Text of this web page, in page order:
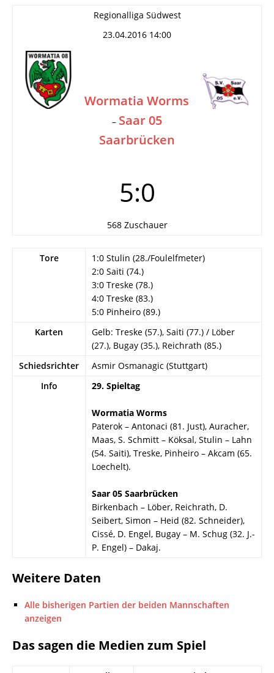
Regionalliga Südwest
23.04.2016 14:00
Wormatia Worms
– Saar 05
Saarbrücken
5:0
568 Zuschauer
Tore
1:0 Stulin (28./Foulelfmeter)
2:0 Saiti (74.)
3:0 Treske (78.)
4:0 Treske (83.)
5:0 Pinheiro (89.)
Karten
Gelb: Treske (57.), Saiti (77.) / Löber
(27.), Bugay (35.), Reichrath (85.)
Schiedsrichter
Asmir Osmanagic (Stuttgart)
Info
29. Spieltag
Wormatia Worms
Paterok – Antonaci (81. Just), Auracher,
Maas, S. Schmitt – Köksal, Stulin – Lahn
(54. Saiti), Treske, Pinheiro – Akcam (65.
Loechelt).
Saar 05 Saarbrücken
Birkenbach – Löber, Reichrath, D.
Seibert, Simon – Heid (82. Schneider),
Cissé, D. Engel, Bugay – M. Schug (32. J.-
P. Engel) – Dakaj.
Weitere Daten
Alle bisherigen Partien der beiden Mannschaften
anzeigen
Das sagen die Medien zum Spiel